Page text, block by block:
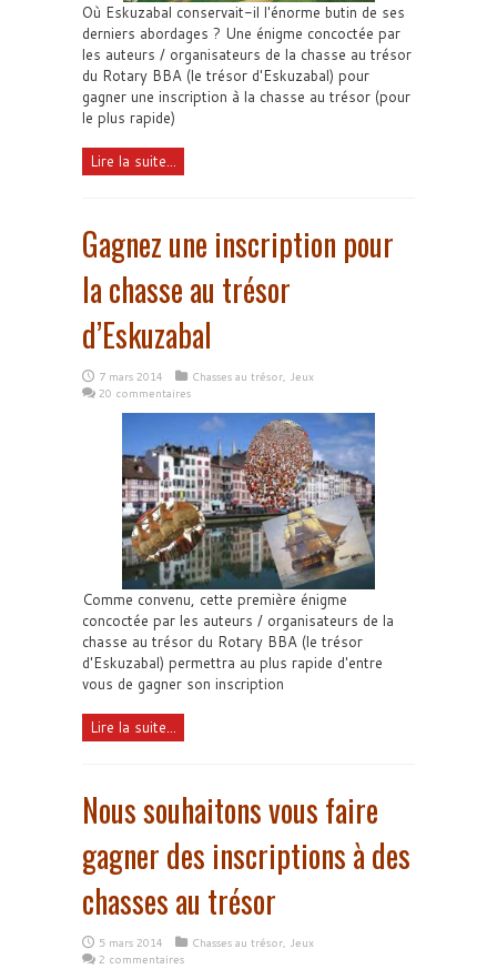
Où Eskuzabal conservait-il l'énorme butin de ses
derniers abordages ? Une énigme concoctée par
les auteurs / organisateurs de la chasse au trésor
du Rotary BBA (le trésor d'Eskuzabal) pour
gagner une inscription à la chasse au trésor (pour
le plus rapide)
Lire la suite...
Gagnez une inscription pour
la chasse au trésor
d’Eskuzabal
7 mars 2014 Chasses au trésor
Jeux
20 commentaires
Comme convenu, cette première énigme
concoctée par les auteurs / organisateurs de la
chasse au trésor du Rotary BBA (le trésor
d'Eskuzabal) permettra au plus rapide d'entre
vous de gagner son inscription
Lire la suite...
Nous souhaitons vous faire
gagner des inscriptions à des
chasses au trésor
5 mars 2014 Chasses au trésor, Jeux
2 commentaires